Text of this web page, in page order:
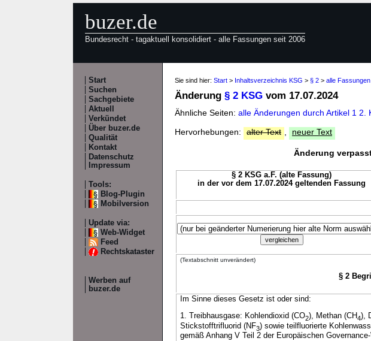
buzer.de
Bundesrecht - tagaktuell konsolidiert - alle Fassungen seit 2006
Start
Suchen
Sachgebiete
Aktuell
Verkündet
Über buzer.de
Qualität
Kontakt
Datenschutz
Impressum
Tools:
Blog-Plugin
Mobilversion
Update via:
Web-Widget
Feed
Rechtskataster
Werben auf
buzer.de
Sie sind hier: Start > Inhaltsverzeichnis KSG > § 2 > alle Fassungen
Änderung § 2 KSG vom 17.07.2024
Ähnliche Seiten: alle Änderungen durch Artikel 1 2.
Hervorhebungen:
alter Text neuer Text
Änderung
§ 2 KSG a.F. (alte Fassung)
in der vor dem 17.07.2024 geltenden Fassung
(Textabschnitt unverändert)
§ 2
Im Sinne dieses Gesetz ist oder sind:
1. Treibhausgase: Kohlendioxid (CO2), Methan (CH4),
Stickstofftrifluorid (NF3) sowie teilfluorierte
gemäß Anhang V Teil 2 der Europäischen